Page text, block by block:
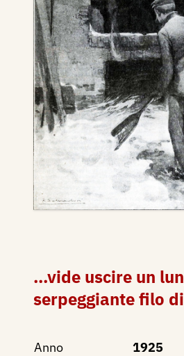
...vide uscire un
serpeggiante filo
Anno
1925